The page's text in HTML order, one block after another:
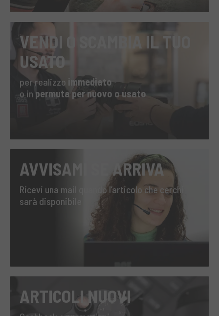
VENDI O SCAMBIA IL TUO
USATO
per realizzo immediato
o in permuta per nuovo o usato
AVVISAMI SE ARRIVA
Ricevi una mail quando l’articolo che cerchi
sarà disponibile
ARTICOLI NUOVI